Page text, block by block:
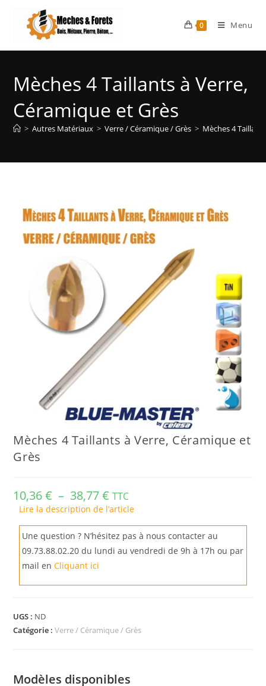
0 Menu
Mèches 4 Taillants à Verre,
Céramique et Grès
> Autres Matériaux > Verre / Céramique / Grès > Mèches 4
Mèches 4 Taillants à Verre, Céramique et
Grès
10,36€ – 38,77€ TTC
Lire la description de l’article
Une question ? N’hésitez pas à nous contacter au
09.73.88.02.20 du lundi au vendredi de 9h à 17h ou par
mail enCliquant ici
UGS : ND
Catégorie :Verre / Céramique / Grès
Modèles disponibles